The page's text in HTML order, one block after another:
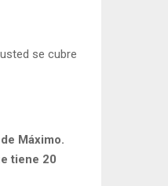
se cubre
Máximo.
tiene 20